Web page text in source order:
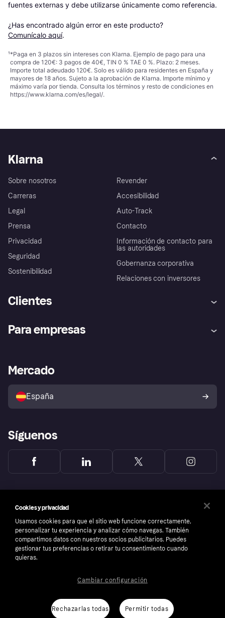
fuentes externas y debe utilizarse únicamente como referencia.
¿Has encontrado algún error en este producto?
Comunícalo aquí.
¹*Paga en 3 plazos sin intereses con Klarna. Ejemplo de pago para una
compra de 120€: 3 pagos de 40€, TIN 0 % TAE 0 %. Plazo: 2 meses.
Importe total adeudado 120€. Solo es válido para residentes en España y
mayores de 18 años. Sujeto a la aprobación de Klarna. Importe mínimo y
máximo varía por tienda. Consulta los términos y resto de condiciones en
https://www.klarna.com/es/legal/.
Klarna
Sobre nosotros
Carreras
Legal
Prensa
Privacidad
Seguridad
Sostenibilidad
Revender
Accesibilidad
Auto-Track
Contacto
Información de contacto para
las autoridades
Gobernanza corporativa
Relaciones con inversores
Clientes
Inicio de sesión
Directorio de tiendas
Política de protección al
comprador de Klarna
Reclamaciones
Para empresas
Acceso empresas
Mercado
España
Síguenos
Número de empresa: 556737-0431
Cookies y privacidad
Usamos cookies para que el sitio web funcione correctamente,
personalizar tu experiencia y analizar cómo navegas. También
compartimos datos con nuestros socios publicitarios. Puedes
gestionar tus preferencias o retirar tu consentimiento cuando
quieras.
Rechazarlas todas Permitir todas
Cambiar configuración